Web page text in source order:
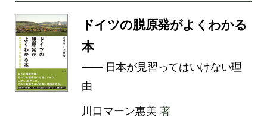
ドイツの脱原発がよくわかる
本
―― 日本が見習ってはいけない理
由
川口マーン惠美 著